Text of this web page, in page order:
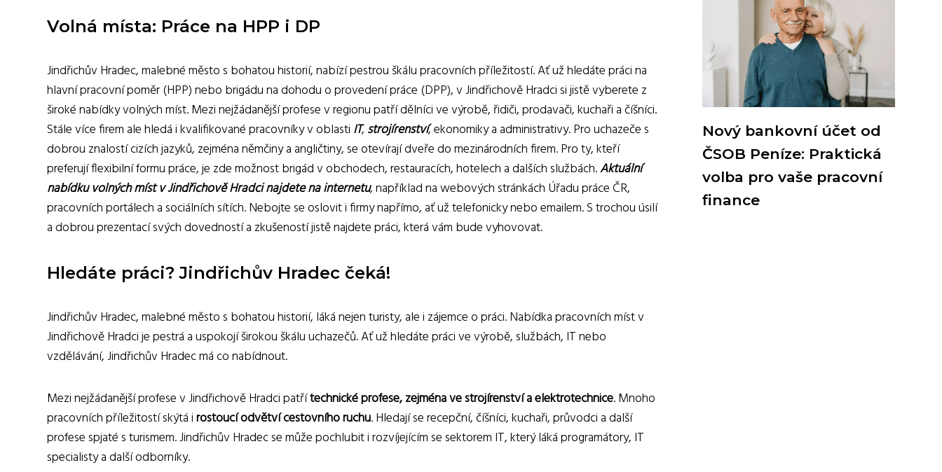
Volná místa: Práce na HPP i DP
Jindřichův Hradec, malebné město s bohatou historií, nabízí pestrou škálu pracovních příležitostí. Ať už hledáte práci na
hlavní pracovní poměr (HPP) nebo brigádu na dohodu o provedení práce (DPP), v Jindřichově Hradci si jistě vyberete z
široké nabídky volných míst. Mezi nejžádanější profese v regionu patří dělníci ve výrobě, řidiči, prodavači, kuchaři a číšníci.
Stále více firem ale hledá i kvalifikované pracovníky v oblasti IT,strojírenství, ekonomiky a administrativy. Pro uchazeče s
dobrou znalostí cizích jazyků, zejména němčiny a angličtiny, se otevírají dveře do mezinárodních firem. Pro ty, kteří
preferují flexibilní formu práce, je zde možnost brigád v obchodech, restauracích, hotelech a dalších službách.Aktuální
nabídku volných míst v Jindřichově Hradci najdete na internetu, například na webových stránkách Úřadu práce ČR,
pracovních portálech a sociálních sítích. Nebojte se oslovit i firmy napřímo, ať už telefonicky nebo emailem. S trochou úsilí
a dobrou prezentací svých dovedností a zkušeností jistě najdete práci, která vám bude vyhovovat.
Hledáte práci? Jindřichův Hradec čeká!
Jindřichův Hradec, malebné město s bohatou historií, láká nejen turisty, ale i zájemce o práci. Nabídka pracovních míst v
Jindřichově Hradci je pestrá a uspokojí širokou škálu uchazečů. Ať už hledáte práci ve výrobě, službách, IT nebo
vzdělávání, Jindřichův Hradec má co nabídnout.
Mezi nejžádanější profese v Jindřichově Hradci patřítechnické profese, zejména ve strojírenství a elektrotechnice. Mnoho
pracovních příležitostí skýtá irostoucí odvětví cestovního ruchu. Hledají se recepční, číšníci, kuchaři, průvodci a další
profese spjaté s turismem. Jindřichův Hradec se může pochlubit i rozvíjejícím se sektorem IT, který láká programátory, IT
specialisty a další odborníky.
Nový bankovní účet od
ČSOB Peníze: Praktická
volba pro vaše pracovní
finance